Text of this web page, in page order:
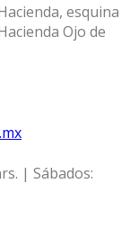
esquina
Ojo de
| Sábados: